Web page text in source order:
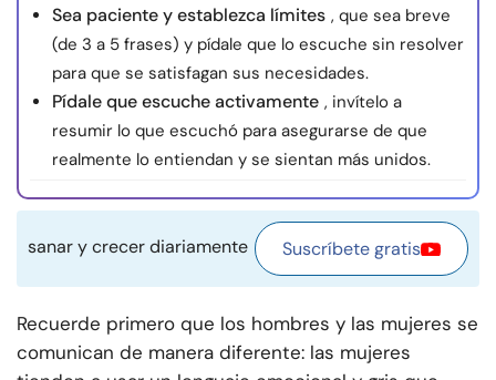
Sobre nosotros Contáctanos Escríbenos
nosotros
© Copyright 2026. Todos los derechos reservados.
Sea paciente y establezca límites , que sea breve
(de 3 a 5 frases) y pídale que lo escuche sin resolver
para que se satisfagan sus necesidades.
Pídale que escuche activamente , invítelo a
resumir lo que escuchó para asegurarse de que
realmente lo entiendan y se sientan más unidos.
sanar y crecer diariamente Suscríbete gratis
Recuerde primero que los hombres y las mujeres se
comunican de manera diferente: las mujeres